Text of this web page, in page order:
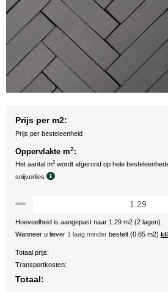
Prijs per m2:
Prijs per besteleenheid
Oppervlakte m2:
Het aantal m2 wordt afgerond op hele
snijverlies
Hoeveelheid is aangepast naar 1.29 m2 (2 lagen).
Wanneer u liever 1 laag minder bestelt (0.65 m2)
Totaal prijs:
Transportkosten:
Totaal: